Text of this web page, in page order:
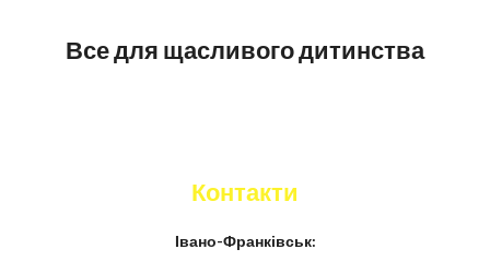
Все для щасливого дитинства
Контакти
Івано-Франківськ: